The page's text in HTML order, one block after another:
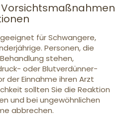
für Schwangere,
Personen, die
stehen,
oder Blutverdünner-
der Einnahme ihren Arzt
sollten Sie die Reaktion
und bei ungewöhnlichen
abbrechen.